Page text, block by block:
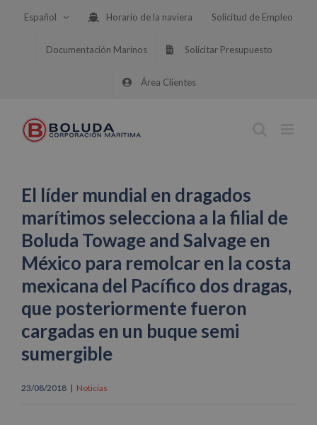
Español Horario de la naviera Solicitud de Empleo
Documentación Marinos Solicitar Presupuesto
Área Clientes
El líder mundial en dragados
marítimos selecciona a la filial de
Boluda Towage and Salvage en
México para remolcar en la costa
mexicana del Pacífico dos dragas,
que posteriormente fueron
cargadas en un buque semi
sumergible
23/08/2018 | Noticias